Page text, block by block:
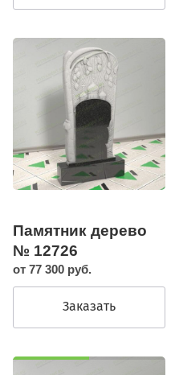
Памятник дерево
№ 12726
от 77 300 руб.
Заказать